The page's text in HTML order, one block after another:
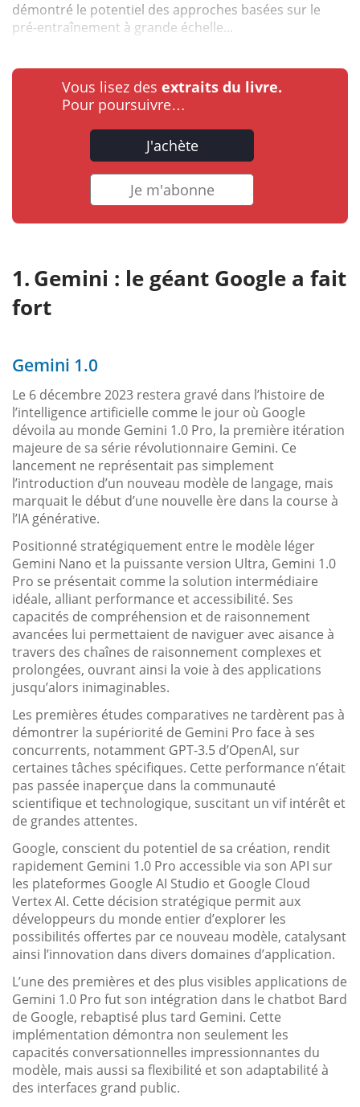
démontré le potentiel des approches basées sur le
pré-entraînement à grande échelle...
Vous lisez des extraits du livre.
Pour poursuivre…
J'achète
Je m'abonne
Gemini : le géant Google a fait
fort
Gemini 1.0
Le 6 décembre 2023 restera gravé dans l’histoire de
l’intelligence artificielle comme le jour où Google
dévoila au monde Gemini 1.0 Pro, la première itération
majeure de sa série révolutionnaire Gemini. Ce
lancement ne représentait pas simplement
l’introduction d’un nouveau modèle de langage, mais
marquait le début d’une nouvelle ère dans la course à
l’IA générative.
Positionné stratégiquement entre le modèle léger
Gemini Nano et la puissante version Ultra, Gemini 1.0
Pro se présentait comme la solution intermédiaire
idéale, alliant performance et accessibilité. Ses
capacités de compréhension et de raisonnement
avancées lui permettaient de naviguer avec aisance à
travers des chaînes de raisonnement complexes et
prolongées, ouvrant ainsi la voie à des applications
jusqu’alors inimaginables.
Les premières études comparatives ne tardèrent pas à
démontrer la supériorité de Gemini Pro face à ses
concurrents, notamment GPT-3.5 d’OpenAI, sur
certaines tâches spécifiques. Cette performance n’était
pas passée inaperçue dans la communauté
scientifique et technologique, suscitant un vif intérêt et
de grandes attentes.
Google, conscient du potentiel de sa création, rendit
rapidement Gemini 1.0 Pro accessible via son API sur
les plateformes Google AI Studio et Google Cloud
Vertex AI. Cette décision stratégique permit aux
développeurs du monde entier d’explorer les
possibilités offertes par ce nouveau modèle, catalysant
ainsi l’innovation dans divers domaines d’application.
L’une des premières et des plus visibles applications de
Gemini 1.0 Pro fut son intégration dans le chatbot Bard
de Google, rebaptisé plus tard Gemini. Cette
implémentation démontra non seulement les
capacités conversationnelles impressionnantes du
modèle, mais aussi sa flexibilité et son adaptabilité à
des interfaces grand public.